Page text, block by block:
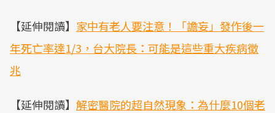
【延伸閱讀】 家中有老人要注意！「譫妄」發作後一
年死亡率達1/3，台大院長：可能是這些重大疾病徵
兆
【延伸閱讀】 解密醫院的超自然現象：為什麼10個老